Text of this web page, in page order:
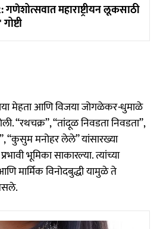
महाराष्ट्रीयन लूकसाठी
मेहता आणि विजया जोगळेकर-धुमाळे
“रथचक्र”, “तांदूळ निवडता निवडता”,
“कुसुम मनोहर लेले” यांसारख्या
भूमिका साकारल्या. त्यांच्या
मार्मिक विनोदबुद्धी यामुळे ते